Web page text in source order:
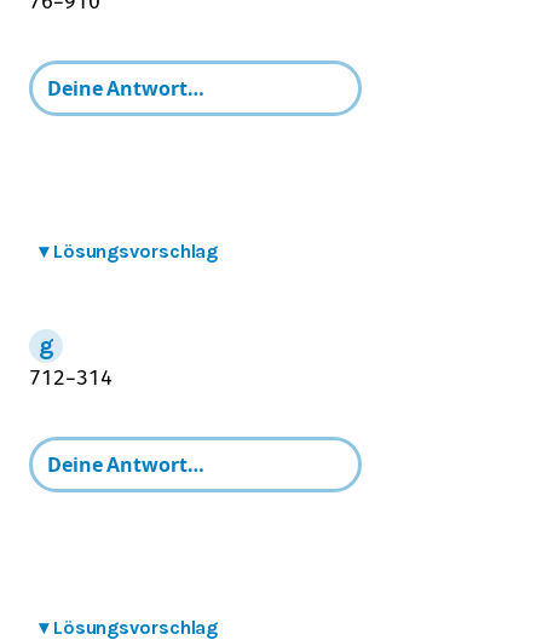
▾ Lösungsvorschlag
712−314
▾ Lösungsvorschlag